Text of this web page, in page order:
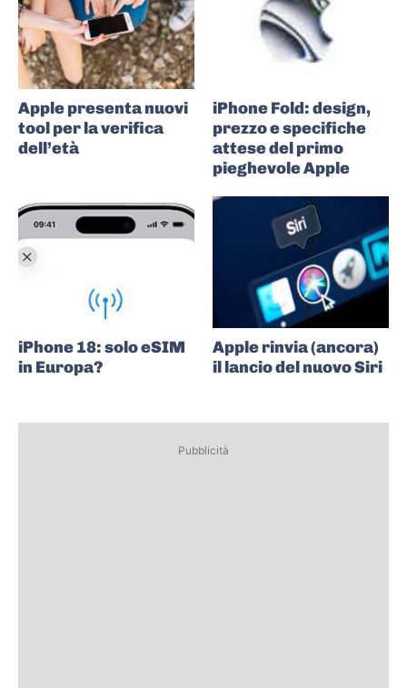
Apple presenta nuovi
tool per la verifica
dell’età
iPhone Fold: design,
prezzo e specifiche
attese del primo
pieghevole Apple
iPhone 18: solo eSIM
in Europa?
Apple rinvia (ancora)
il lancio del nuovo Siri
Pubblicità